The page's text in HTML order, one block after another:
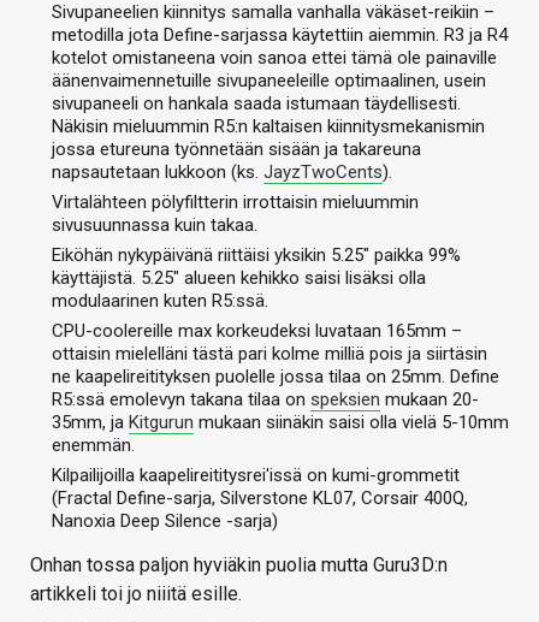
Sivupaneelien kiinnitys samalla vanhalla väkäset-reikiin –
metodilla jota Define-sarjassa käytettiin aiemmin. R3 ja R4
kotelot omistaneena voin sanoa ettei tämä ole painaville
äänenvaimennetuille sivupaneeleille optimaalinen, usein
sivupaneeli on hankala saada istumaan täydellisesti.
Näkisin mieluummin R5:n kaltaisen kiinnitysmekanismin
jossa etureuna työnnetään sisään ja takareuna
napsautetaan lukkoon (ks. JayzTwoCents).
Virtalähteen pölyfiltterin irrottaisin mieluummin
sivusuunnassa kuin takaa.
Eiköhän nykypäivänä riittäisi yksikin 5.25" paikka 99%
käyttäjistä. 5.25" alueen kehikko saisi lisäksi olla
modulaarinen kuten R5:ssä.
CPU-coolereille max korkeudeksi luvataan 165mm –
ottaisin mielelläni tästä pari kolme milliä pois ja siirtäsin
ne kaapelireitityksen puolelle jossa tilaa on 25mm. Define
R5:ssä emolevyn takana tilaa on speksien mukaan 20-
35mm, ja Kitgurun mukaan siinäkin saisi olla vielä 5-10mm
enemmän.
Kilpailijoilla kaapelireititysrei'issä on kumi-grommetit
(Fractal Define-sarja, Silverstone KL07, Corsair 400Q,
Nanoxia Deep Silence -sarja)
Onhan tossa paljon hyviäkin puolia mutta Guru3D:n
artikkeli toi jo niiitä esille.